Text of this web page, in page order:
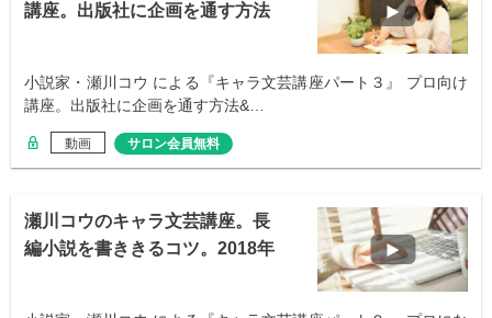
講座。出版社に企画を通す方法
小説家・瀬川コウ による『キャラ文芸講座パート３』 プロ向け
講座。出版社に企画を通す方法&…
動画 サロン会員無料
瀬川コウのキャラ文芸講座。長
編小説を書ききるコツ。2018年